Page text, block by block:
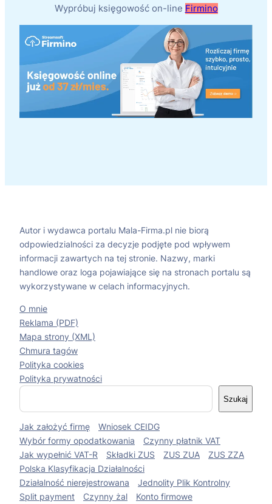
Wypróbuj księgowość on-line Firmino
Autor i wydawca portalu Mala-Firma.pl nie biorą
odpowiedzialności za decyzje podjęte pod wpływem
informacji zawartych na tej stronie. Nazwy, marki
handlowe oraz loga pojawiające się na stronach portalu są
wykorzystywane w celach informacyjnych.
O mnie
Reklama (PDF)
Mapa strony (XML)
Chmura tagów
Polityka cookies
Polityka prywatności
S
k
a
Szukaj
Jak założyć firmę
Wniosek CEIDG
Wybór formy opodatkowania
Czynny płatnik VAT
Jak wypełnić VAT-R
Składki ZUS ZUS ZUA
ZUS ZZA
Polska Klasyfikacja Działalności
Działalność nierejestrowana
Jednolity Plik Kontrolny
Split payment
Czynny żal Konto firmowe